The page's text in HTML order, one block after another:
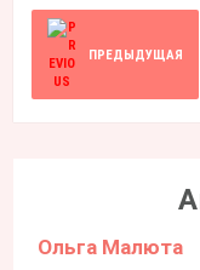
ПРЕДЫДУЩАЯ
Ольга Малюта